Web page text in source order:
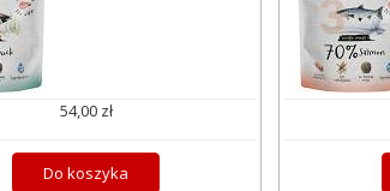
54,00 zł
Do koszyka